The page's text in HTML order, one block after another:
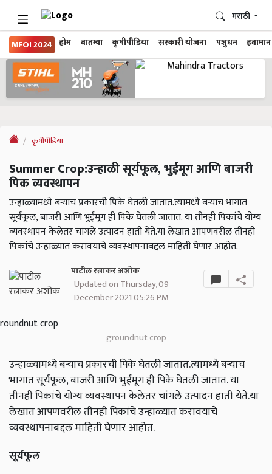
MFOI 2024 होम बातम्या कृषीपीडिया सरकारी योजना पशुधन हवामान
मराठी
कृषीपीडिया
Summer Crop:उन्हाळी सूर्यफूल, भुईमूग आणि बाजरी
पिक व्यवस्थापन
उन्हाळ्यामध्ये बऱ्याच प्रकारची पिके घेतली जातात.त्यामध्ये बऱ्याच भागात
सूर्यफूल, बाजरी आणि भुईमूग ही पिके घेतली जातात. या तीनही पिकांचे योग्य
व्यवस्थापन केलेतर चांगले उत्पादन हाती येते.या लेखात आपणवरील तीनही
पिकांचे उन्हाळ्यात करावयाचे व्यवस्थापनाबद्दल माहिती घेणार आहोत.
पाटील रत्नाकर अशोक
Updated on Thursday, 09
December 2021 05:26 PM
groundnut crop
उन्हाळ्यामध्ये बऱ्याच प्रकारची पिके घेतली जातात.त्यामध्ये बऱ्याच
भागात सूर्यफूल, बाजरी आणि भुईमूग ही पिके घेतली जातात. या
तीनही पिकांचे योग्य व्यवस्थापन केलेतर चांगले उत्पादन हाती येते.या
लेखात आपणवरील तीनही पिकांचे उन्हाळ्यात करावयाचे
व्यवस्थापनाबद्दल माहिती घेणार आहोत.
सूर्यफूल